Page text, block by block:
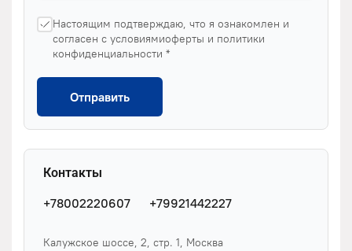
Настоящим подтверждаю, что я ознакомлен и
согласен с условиямиоферты и политики
конфиденциальности *
Отправить
Контакты
+78002220607 +79921442227
Калужское шоссе, 2, стр. 1, Москва